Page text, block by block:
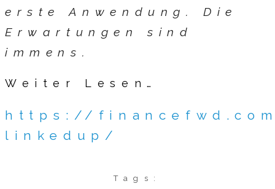
erste Anwendung. Die
Erwartungen sind
immens.
Weiter Lesen…
https://
linkedup/
Tags: